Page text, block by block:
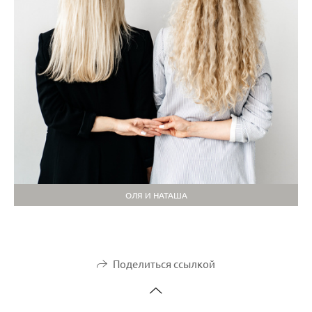
ОЛЯ И НАТАША
Поделиться ссылкой